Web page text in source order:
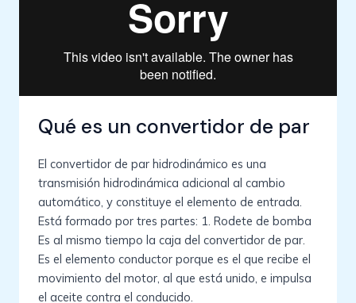
Qué es un convertidor de par
El convertidor de par hidrodinámico es una
transmisión hidrodinámica adicional al cambio
automático, y constituye el elemento de entrada.
Está formado por tres partes: 1. Rodete de bomba
Es al mismo tiempo la caja del convertidor de par.
Es el elemento conductor porque es el que recibe el
movimiento del motor, al que está unido, e impulsa
el aceite contra el conducido.